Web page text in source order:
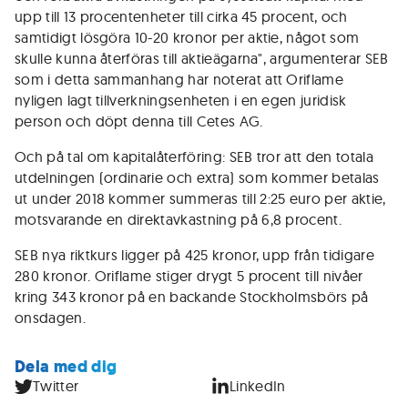
upp till 13 procentenheter till cirka 45 procent, och
samtidigt lösgöra 10-20 kronor per aktie, något som
skulle kunna återföras till aktieägarna", argumenterar SEB
som i detta sammanhang har noterat att Oriflame
nyligen lagt tillverkningsenheten i en egen juridisk
person och döpt denna till Cetes AG.
Och på tal om kapitalåterföring: SEB tror att den totala
utdelningen (ordinarie och extra) som kommer betalas
ut under 2018 kommer summeras till 2:25 euro per aktie,
motsvarande en direktavkastning på 6,8 procent.
SEB nya riktkurs ligger på 425 kronor, upp från tidigare
280 kronor. Oriflame stiger drygt 5 procent till nivåer
kring 343 kronor på en backande Stockholmsbörs på
onsdagen.
Dela med dig
Twitter LinkedIn